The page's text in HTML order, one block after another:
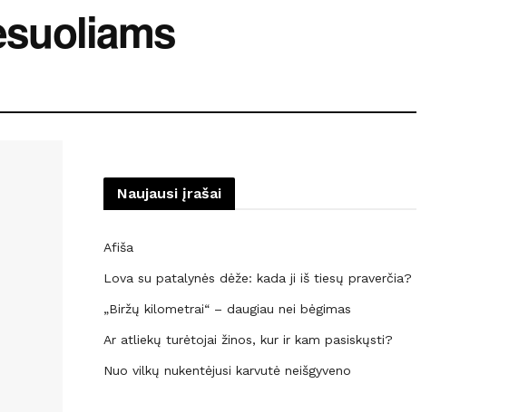
Naujausi įrašai
Afiša
Lova su patalynės dėže: kada ji iš tiesų praverčia?
„Biržų kilometrai“ – daugiau nei bėgimas
Ar atliekų turėtojai žinos, kur ir kam pasiskųsti?
Nuo vilkų nukentėjusi karvutė neišgyveno